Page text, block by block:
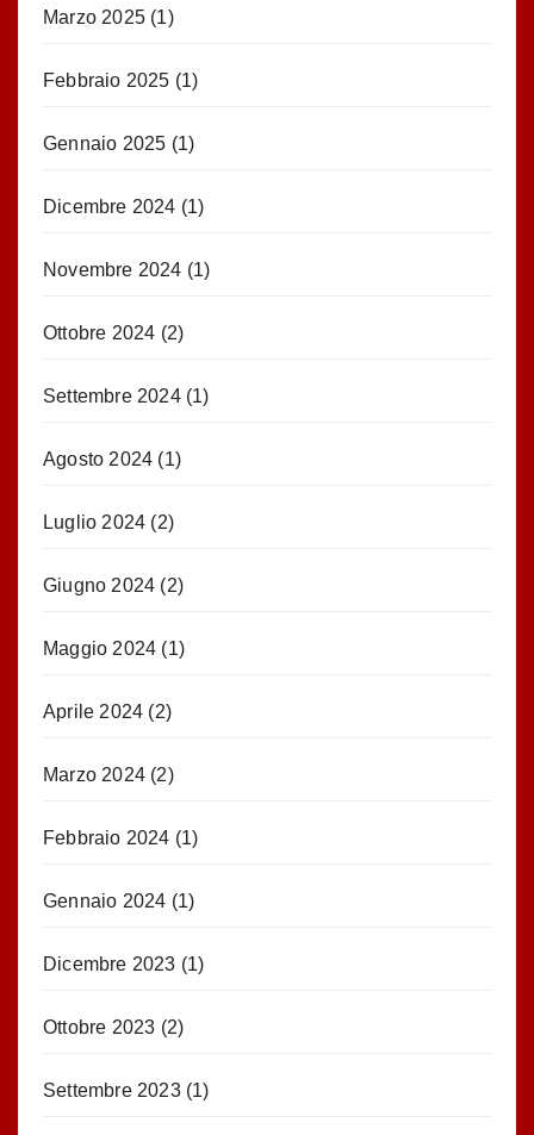
Marzo 2025 (1)
Febbraio 2025 (1)
Gennaio 2025 (1)
Dicembre 2024 (1)
Novembre 2024 (1)
Ottobre 2024 (2)
Settembre 2024(1)
Agosto 2024 (1)
Luglio 2024 (2)
Giugno 2024 (2)
Maggio 2024 (1)
Aprile 2024 (2)
Marzo 2024 (2)
Febbraio 2024 (1)
Gennaio 2024 (1)
Dicembre 2023 (1)
Ottobre 2023 (2)
Settembre 2023(1)